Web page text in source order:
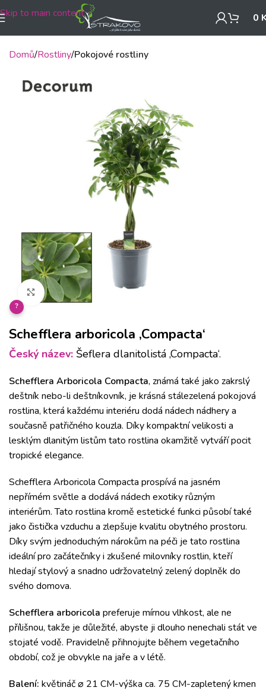
Skip to main content 0
Domů Rostliny Pokojové rostliny
Klikněte pro zvětšení
?
Schefflera arboricola ‚Compacta‘
Český název: Šeflera dlanitolistá ‚Compacta‘.
Schefflera Arboricola Compacta, známá také jako zakrslý
deštník nebo-li deštníkovník, je krásná stálezelená pokojová
rostlina, která každému interiéru dodá nádech nádhery a
současně patřičného kouzla. Díky kompaktní velikosti a
lesklým dlanitým listům tato rostlina okamžitě vytváří pocit
tropické elegance.
Schefflera Arboricola Compacta prospívá na jasném
nepřímém světle a dodává nádech exotiky různým
interiérům. Tato rostlina kromě estetické funkci působí také
jako čistička vzduchu a zlepšuje kvalitu obytného prostoru.
Díky svým jednoduchým nárokům na péči je tato rostlina
ideální pro začátečníky i zkušené milovníky rostlin, kteří
hledají stylový a snadno udržovatelný zelený doplněk do
svého domova.
Schefflera arboricola preferuje mírnou vlhkost, ale ne
přílišnou, takže je důležité, abyste ji dlouho nenechali stát ve
stojaté vodě. Pravidelně přihnojujte během vegetačního
období, což je obvykle na jaře a v létě.
Balení: květináč ⌀ 21 CM-výška ca. 75 CM-zapletený kmen